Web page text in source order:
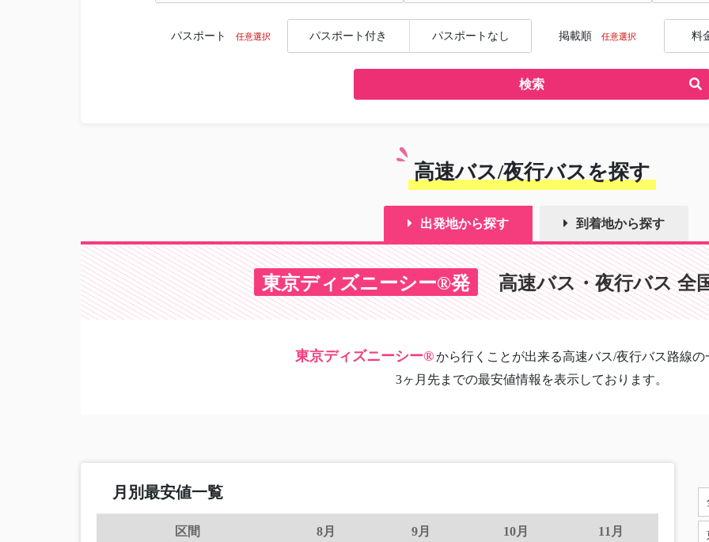
パスポート 任意選択 パスポート付き パスポートなし 掲載順 任意選択 料
検索
高速バス/夜行バスを探す
出発地から探す 到着地から探す
東京ディズニーシー®発 高速バス・夜行バス 全
東京ディズニーシー®から行くことが出来る高速バス/夜行バス路線の
3ヶ月先までの最安値情報を表示しております。
月別最安値一覧
区間 8月 9月 10月 11月